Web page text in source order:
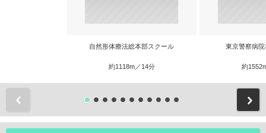
自然形体療法総本部スクール
約1118m／14分
東京警察病
約